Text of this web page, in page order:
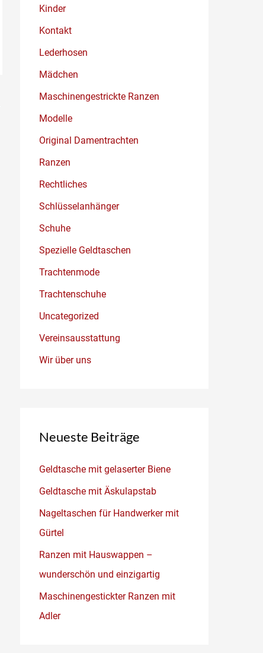
Kinder
Kontakt
Lederhosen
Mädchen
Maschinengestrickte Ranzen
Modelle
Original Damentrachten
Ranzen
Rechtliches
Schlüsselanhänger
Schuhe
Spezielle Geldtaschen
Trachtenmode
Trachtenschuhe
Uncategorized
Vereinsausstattung
Wir über uns
Neueste Beiträge
Geldtasche mit gelaserter Biene
Geldtasche mit Äskulapstab
Nageltaschen für Handwerker mit
Gürtel
Ranzen mit Hauswappen –
wunderschön und einzigartig
Maschinengestickter Ranzen mit
Adler